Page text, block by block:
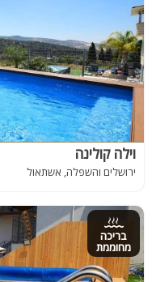
וילה קולינה
ירושלים והשפלה, אשתאול
בריכה
מחוממת